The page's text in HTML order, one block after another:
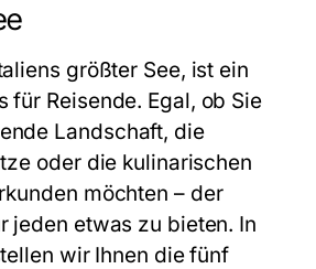
größter See, ist ein
für Reisende. Egal, ob Sie
Landschaft, die
oder die kulinarischen
möchten – der
jeden etwas zu bieten. In
wir Ihnen die fünf